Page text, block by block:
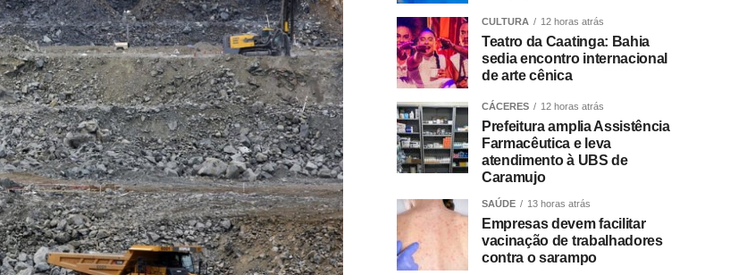
CULTURA 12 horas atrás
Teatro da Caatinga: Bahia
sedia encontro internacional
de arte cênica
CÁCERES 12 horas atrás
Prefeitura amplia Assistência
Farmacêutica e leva
atendimento à UBS de
Caramujo
SAÚDE 13 horas atrás
Empresas devem facilitar
vacinação de trabalhadores
contra o sarampo